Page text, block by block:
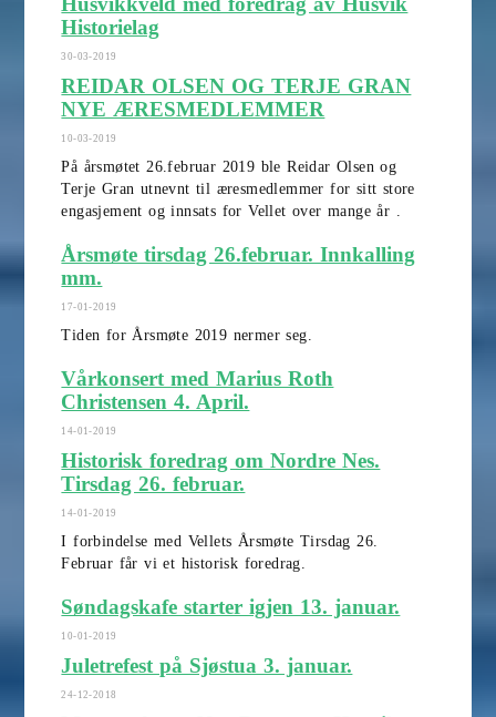
Historielag
30-03-2019
REIDAR OLSEN OG TERJE GRAN
NYE ÆRESMEDLEMMER
10-03-2019
På årsmøtet 26.februar 2019 ble Reidar Olsen og
Terje Gran utnevnt til æresmedlemmer for sitt store
engasjement og innsats for Vellet over mange år .
Årsmøte tirsdag 26.februar. Innkalling
mm.
17-01-2019
Tiden for Årsmøte 2019 nermer seg.
Vårkonsert med Marius Roth
Christensen 4. April.
14-01-2019
Historisk foredrag om Nordre Nes.
Tirsdag 26. februar.
14-01-2019
I forbindelse med Vellets Årsmøte Tirsdag 26.
Februar får vi et historisk foredrag.
Søndagskafe starter igjen 13. januar.
10-01-2019
Juletrefest på Sjøstua 3. januar.
24-12-2018